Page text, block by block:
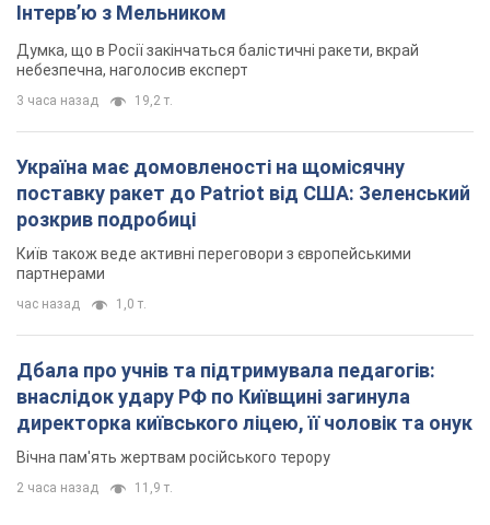
Інтерв’ю з Мельником
Думка, що в Росії закінчаться балістичні ракети, вкрай
небезпечна, наголосив експерт
3 часа назад 19,2 т.
Україна має домовленості на щомісячну
поставку ракет до Patriot від США: Зеленський
розкрив подробиці
Київ також веде активні переговори з європейськими
партнерами
час назад 1,0 т.
Дбала про учнів та підтримувала педагогів:
внаслідок удару РФ по Київщині загинула
директорка київського ліцею, її чоловік та онук
Вічна пам'ять жертвам російського терору
2 часа назад 11,9 т.